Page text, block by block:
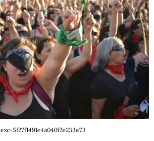
exc-5f27f1491e4a040f2e233e73